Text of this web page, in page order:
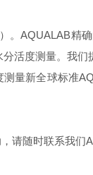
。AQUALAB精
分活度测量。我们
测量新全球标准
请随时联系我们